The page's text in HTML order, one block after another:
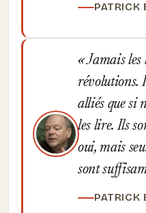
PATRICK
Jamais les
révolutions.
alliés que si
les lire. Ils
oui, mais
sont
PATRICK